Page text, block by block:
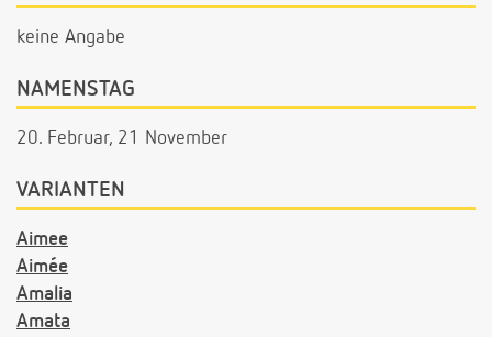
keine Angabe
NAMENSTAG
20. Februar, 21 November
VARIANTEN
Aimee
Aimée
Amalia
Amata